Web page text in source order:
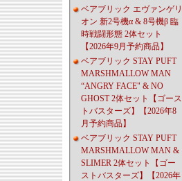
ベアブリック エヴァンゲリ
オン 新2号機α & 8号機β 臨
時戦闘形態 2体セット
【2026年9月予約商品】
ベアブリック STAY PUFT
MARSHMALLOW MAN
“ANGRY FACE" & NO
GHOST 2体セット【ゴース
トバスターズ】【2026年8
月予約商品】
ベアブリック STAY PUFT
MARSHMALLOW MAN &
SLIMER 2体セット【ゴー
ストバスターズ】【2026年